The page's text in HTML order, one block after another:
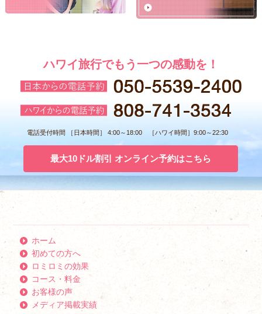
ハワイ旅行でもう一つの感動を！
電話受付時間 ［日本時間］ 4:00～18:00 ［ハワイ時間］9:00～22:30
最大10ドル割引 オンライン予約はこちら
ホーム
初めての方へ
ロミロミの効果
コース・料金
お客様の声
メディア掲載実績